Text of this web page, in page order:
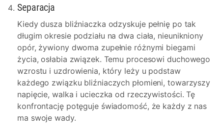
Separacja
Kiedy dusza bliźniaczka odzyskuje pełnię po tak
długim okresie podziału na dwa ciała, nieunikniony
opór, żywiony dwoma zupełnie różnymi biegami
życia, osłabia związek. Temu procesowi duchowego
wzrostu i uzdrowienia, który leży u podstaw
każdego związku bliźniaczych płomieni, towarzyszy
napięcie, walka i ucieczka od rzeczywistości. Tę
konfrontację potęguje świadomość, że każdy z nas
ma swoje wady.